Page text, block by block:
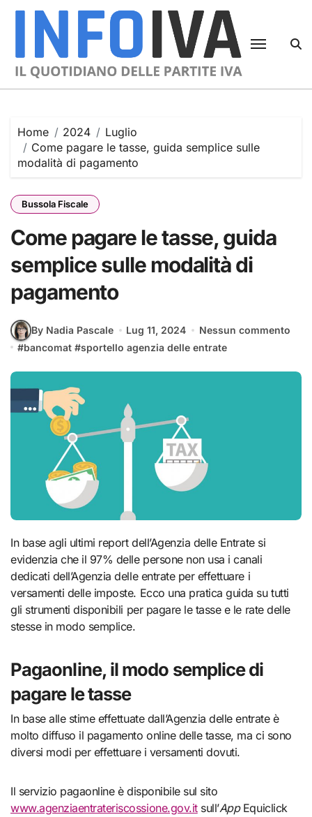
Skip
Home 2024
Luglio
Come pagare le tasse, guida semplice sulle
modalità di pagamento
Bussola Fiscale
Come pagare le tasse, guida
semplice sulle modalità di
pagamento
By Nadia Pascale Lug 11, 2024
Nessun commento
#bancomat #sportello agenzia delle entrate
In base agli ultimi report dell’Agenzia delle Entrate si
evidenzia che il 97% delle persone non usa i canali
dedicati dell’Agenzia delle entrate per effettuare i
versamenti delle imposte. Ecco una pratica guida su tutti
gli strumenti disponibili per pagare le tasse e le rate delle
stesse in modo semplice.
Pagaonline, il modo semplice di
pagare le tasse
In base alle stime effettuate dall’Agenzia delle entrate è
molto diffuso il pagamento online delle tasse, ma ci sono
diversi modi per effettuare i versamenti dovuti.
Il servizio pagaonline è disponibile sul sito
www.agenziaentrateriscossione.gov.itsull’AppEquiclick